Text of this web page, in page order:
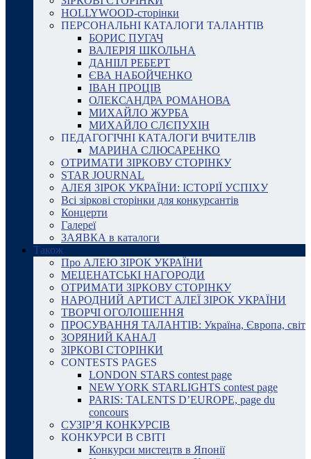
HOLLYWOOD-сторінки
ПЕРСОНАЛЬНІ КАТАЛОГИ ТАЛАНТІВ
БОРИС ПУГАЧ
ВАЛЕРІЯ ШКОЛЬНА
ДАНІІЛ РЕБЕРТ
ЄВА НАБОЙЧЕНКО
ІВАН ПРОЦІВ
ОЛЕКСАНДРА РОМАНОВА
МИХАЙЛО ЖУРБА
МИХАЙЛО СЛЄПУХІН
ПЕДАГОГІЧНІ КАТАЛОГИ ВЧИТЕЛІВ
МАРИНА СЛЮСАРЕНКО
ОТРИМАТИ ЗІРКОВУ СТОРІНКУ
STAR JOURNAL
АЛЕЯ ЗІРОК УКРАЇНИ: ІСТОРІЇ УСПІХУ
Всі зіркові сторінки для конкурсантів
Концерти
Галереї
ЗАЯВКА в каталоги
Також
Про АЛЕЮ ЗІРОК УКРАЇНИ
МЕЦЕНАТСЬКІ НАГОРОДИ
ОТРИМАТИ ЗІРКОВУ СТОРІНКУ
НАРОДНИЙ АРТИСТ АЛЕЇ ЗІРОК УКРАЇНИ
ТВОРЧІ ОГОЛОШЕННЯ
ПРОСУВАННЯ ТАЛАНТІВ: Україна, Європа, світ
ЗОРЯНИЙ КАНАЛ
ЗІРКОВІ СТОРІНКИ
CONTESTS PAGES
LONDON STARS contest page
NEW YORK STARLIGHTS contest page
PARIS: TALENTS D’EUROPE, page du
concours
СУЗІР’Я КОНКУРСІВ
КОНКУРСИ В СВІТІ
Конкурси мистецтв в Японії